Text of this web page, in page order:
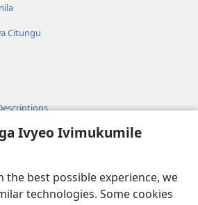
Ivyeo Ivimukumile
the best possible experience, we
technologies. Some cookies
Citungu